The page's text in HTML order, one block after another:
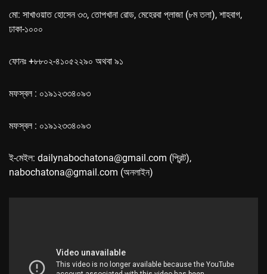
মো: সাখাওয়াত হোসেন ৩৩, তোপখানা রোড, মেহেরবা প্লাজা (৮ম তলা), শাহবাগ,
ঢাকা-১০০০
ফোনঃ +৮৮০২-৪১০৫২২৯০ অথবা ৯১
মফস্বল : ০১৯১২৩৩৪০৯৩
মফস্বল : ০১৯১২৩৩৪০৯৩
ই-মেইল: dailynabochatona@gmail.com (প্রিন্ট),
nabochatona@gmail.com (অনলাইন)